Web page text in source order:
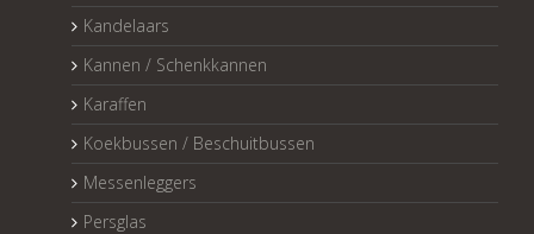
Kandelaars
Kannen / Schenkkannen
Karaffen
Koekbussen / Beschuitbussen
Messenleggers
Persglas